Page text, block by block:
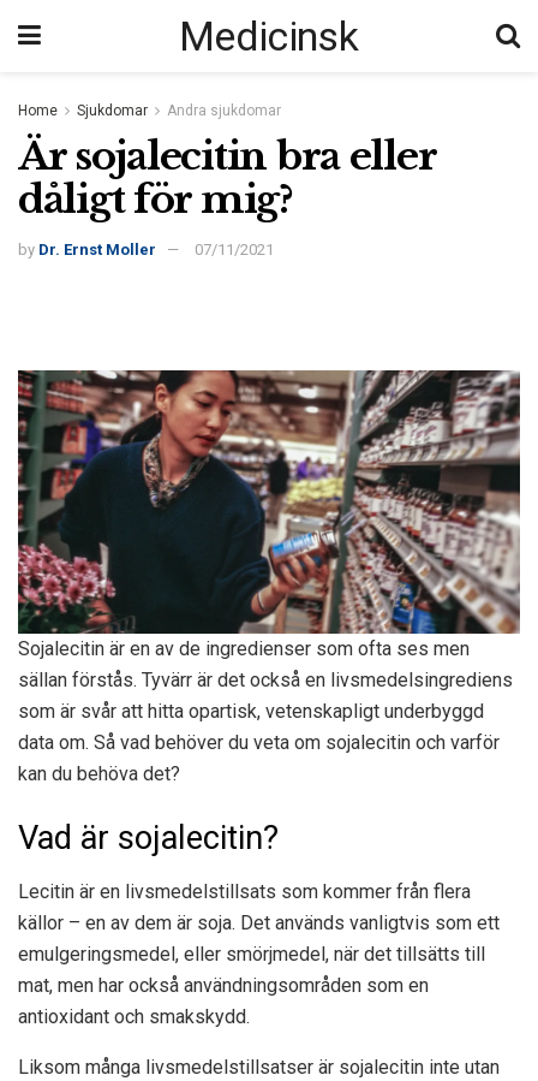
Medicinsk
Home Sjukdomar Andra sjukdomar
Är sojalecitin bra eller
dåligt för mig?
by Dr. Ernst Moller 07/11/2021
Sojalecitin är en av de ingredienser som ofta ses men
sällan förstås. Tyvärr är det också en livsmedelsingrediens
som är svår att hitta opartisk, vetenskapligt underbyggd
data om. Så vad behöver du veta om sojalecitin och varför
kan du behöva det?
Vad är sojalecitin?
Lecitin är en livsmedelstillsats som kommer från flera
källor – en av dem är soja. Det används vanligtvis som ett
emulgeringsmedel, eller smörjmedel, när det tillsätts till
mat, men har också användningsområden som en
antioxidant och smakskydd.
Liksom många livsmedelstillsatser är sojalecitin inte utan